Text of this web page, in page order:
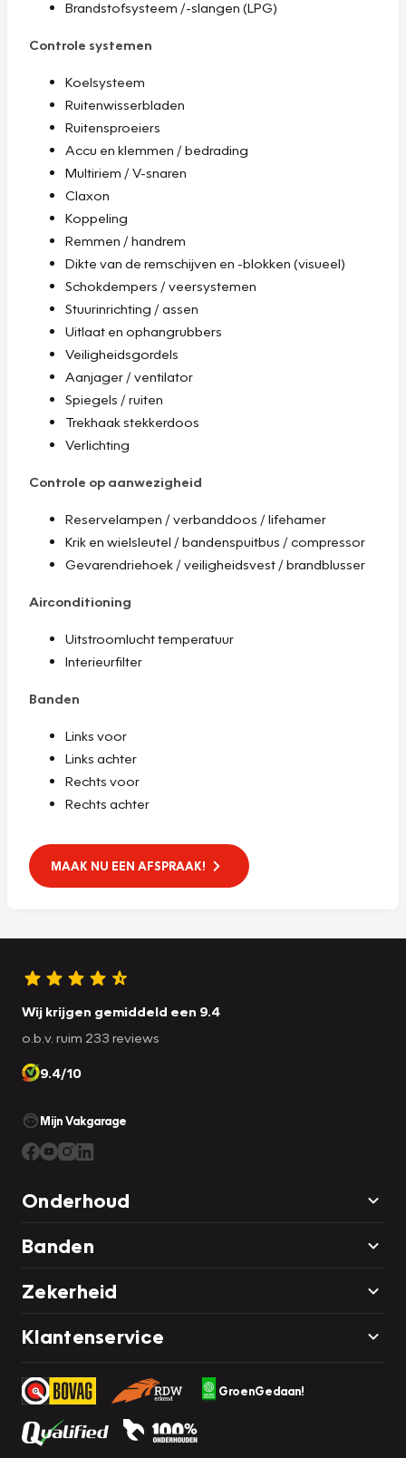
Brandstofsysteem /-slangen (LPG)
Controle systemen
Koelsysteem
Ruitenwisserbladen
Ruitensproeiers
Accu en klemmen / bedrading
Multiriem / V-snaren
Claxon
Koppeling
Remmen / handrem
Dikte van de remschijven en -blokken (visueel)
Schokdempers / veersystemen
Stuurinrichting / assen
Uitlaat en ophangrubbers
Veiligheidsgordels
Aanjager / ventilator
Spiegels / ruiten
Trekhaak stekkerdoos
Verlichting
Controle op aanwezigheid
Reservelampen / verbanddoos / lifehamer
Krik en wielsleutel / bandenspuitbus / compressor
Gevarendriehoek / veiligheidsvest / brandblusser
Airconditioning
Uitstroomlucht temperatuur
Interieurfilter
Banden
Links voor
Links achter
Rechts voor
Rechts achter
MAAK NU EEN AFSPRAAK!
Wij krijgen gemiddeld een 9.4
o.b.v. ruim 233 reviews
9.4/10
Mijn Vakgarage
Onderhoud
Banden
Zekerheid
Klantenservice
GroenGedaan!